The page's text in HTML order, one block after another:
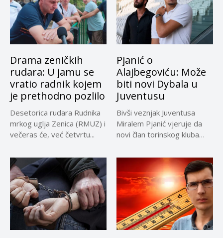
Drama zeničkih
rudara: U jamu se
vratio radnik kojem
je prethodno pozlilo
Desetorica rudara Rudnika
mrkog uglja Zenica (RMUZ) i
večeras će, već četvrtu...
Pjanić o
Alajbegoviću: Može
biti novi Dybala u
Juventusu
Bivši veznjak Juventusa
Miralem Pjanić vjeruje da
novi član torinskog kluba